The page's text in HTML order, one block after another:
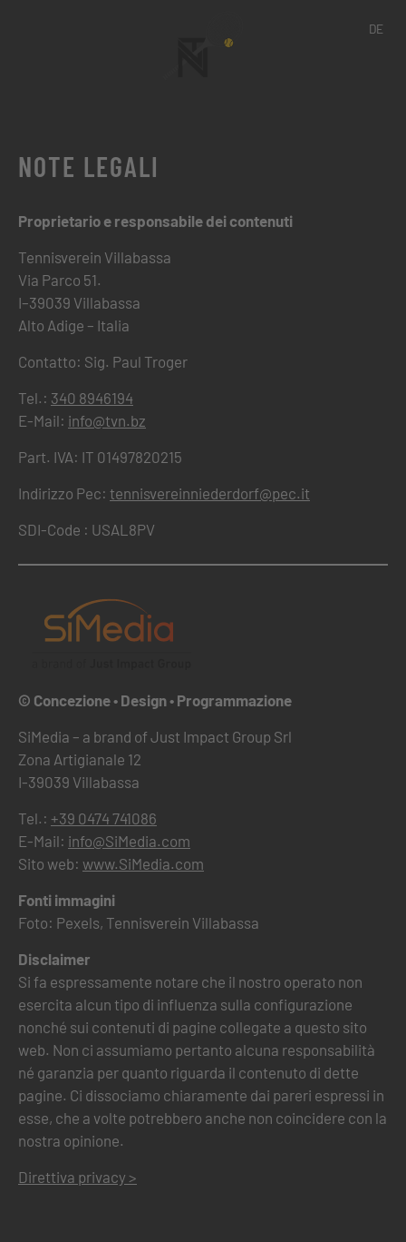
DE
NOTE LEGALI
Proprietario e responsabile dei contenuti
Tennisverein Villabassa
Via Parco 51.
I–39039 Villabassa
Alto Adige – Italia
Contatto: Sig. Paul Troger
Tel.: 340 8946194
E-Mail: info@tvn.bz
Part. IVA: IT 01497820215
Indirizzo Pec: tennisvereinniederdorf@pec.it
SDI-Code : USAL8PV
© Concezione • Design • Programmazione
SiMedia – a brand of Just Impact Group Srl
Zona Artigianale 12
I-39039 Villabassa
Tel.: +39 0474 741086
E-Mail: info@SiMedia.com
Sito web: www.SiMedia.com
Fonti immagini
Foto: Pexels, Tennisverein Villabassa
Disclaimer
Si fa espressamente notare che il nostro operato non
esercita alcun tipo di influenza sulla configurazione
nonché sui contenuti di pagine collegate a questo sito
web. Non ci assumiamo pertanto alcuna responsabilità
né garanzia per quanto riguarda il contenuto di dette
pagine. Ci dissociamo chiaramente dai pareri espressi in
esse, che a volte potrebbero anche non coincidere con la
nostra opinione.
Direttiva privacy >